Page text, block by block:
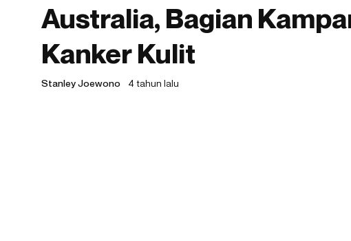
Australia, Bagian
Kanker Kulit
Stanley Joewono 4 tahun lalu